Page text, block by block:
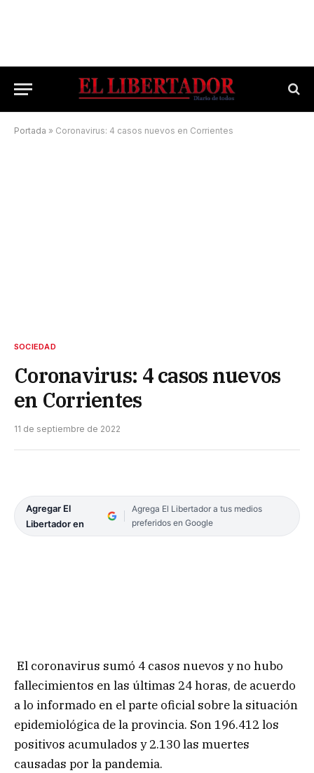
Portada » Coronavirus: 4 casos nuevos en Corrientes
SOCIEDAD
Coronavirus: 4 casos nuevos
en Corrientes
11 de septiembre de 2022
Agregar El
Libertador en
Agrega El Libertador a tus medios
preferidos en Google
El coronavirus sumó 4 casos nuevos y no hubo
fallecimientos en las últimas 24 horas, de acuerdo
a lo informado en el parte oficial sobre la situación
epidemiológica de la provincia. Son 196.412 los
positivos acumulados y 2.130 las muertes
causadas por la pandemia.